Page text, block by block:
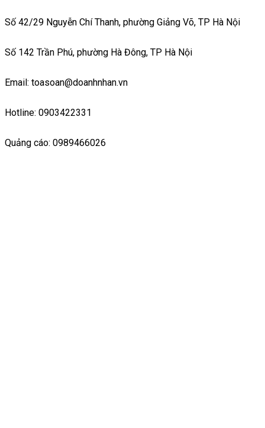
Số 42/29 Nguyễn Chí Thanh, phường Giảng Võ, TP Hà Nội
Số 142 Trần Phú, phường Hà Đông, TP Hà Nội
Email: toasoan@doanhnhan.vn
Hotline: 0903422331
Quảng cáo: 0989466026